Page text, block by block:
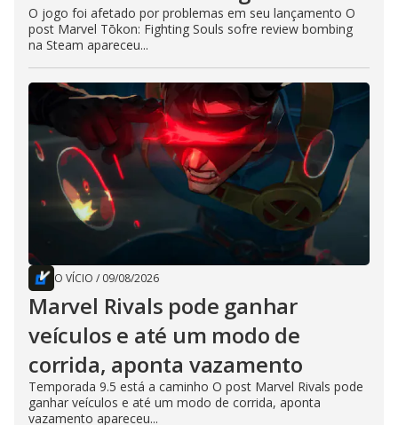
O jogo foi afetado por problemas em seu lançamento O
post Marvel Tōkon: Fighting Souls sofre review bombing
na Steam apareceu...
O VÍCIO / 09/08/2026
Marvel Rivals pode ganhar
veículos e até um modo de
corrida, aponta vazamento
Temporada 9.5 está a caminho O post Marvel Rivals pode
ganhar veículos e até um modo de corrida, aponta
vazamento apareceu...